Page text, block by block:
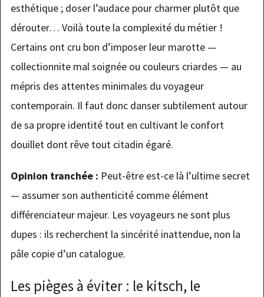
esthétique ; doser l’audace pour charmer plutôt que
dérouter… Voilà toute la complexité du métier !
Certains ont cru bon d’imposer leur marotte —
collectionnite mal soignée ou couleurs criardes — au
mépris des attentes minimales du voyageur
contemporain. Il faut donc danser subtilement autour
de sa propre identité tout en cultivant le confort
douillet dont rêve tout citadin égaré.
Opinion tranchée : Peut-être est-ce là l’ultime secret
— assumer son authenticité comme élément
différenciateur majeur. Les voyageurs ne sont plus
dupes : ils recherchent la sincérité inattendue, non la
pâle copie d’un catalogue.
Les pièges à éviter : le kitsch, le